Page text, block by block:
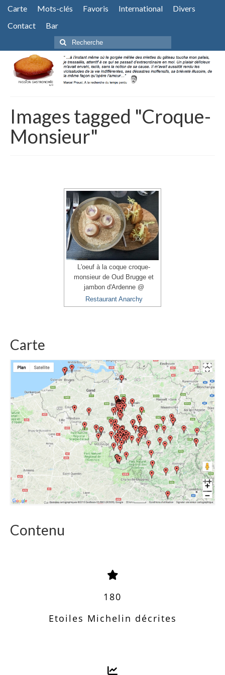
Carte Mots-clés Favoris International
Divers
Contact
Bar
Rechercher
:
Images tagged "Croque-
Monsieur"
L'oeuf à la coque croque-
monsieur de Oud Brugge et
jambon d'Ardenne @
Restaurant Anarchy
Carte
Contenu
180
Etoiles Michelin décrites